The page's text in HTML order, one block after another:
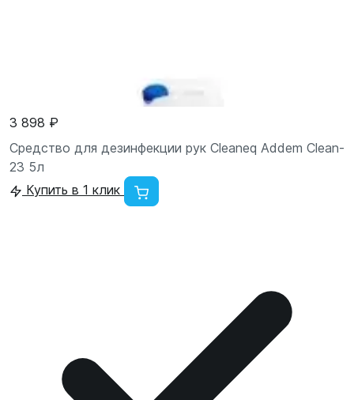
3 898 ₽
Средство для дезинфекции рук Cleaneq Addem Clean-
23 5л
Купить в 1 клик